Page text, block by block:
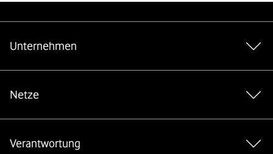
Unternehmen
Netze
Verantwortung